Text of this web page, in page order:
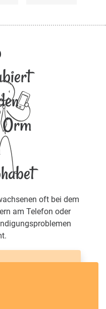
oft bei dem
am Telefon oder